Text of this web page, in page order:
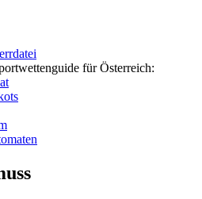
für Österreich: